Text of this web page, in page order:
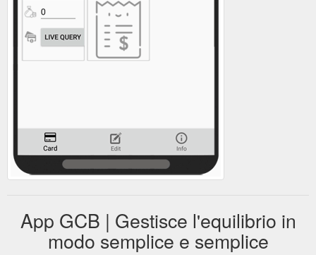
App GCB | Gestisce l'equilibrio in
modo semplice e semplice